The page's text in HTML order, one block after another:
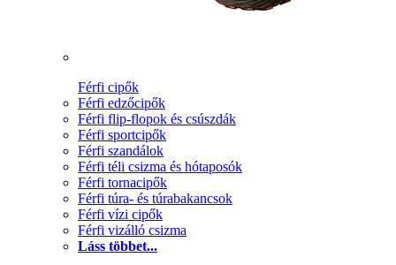
Férfi cipők
Férfi edzőcipők
Férfi flip-flopok és csúszdák
Férfi sportcipők
Férfi szandálok
Férfi téli csizma és hótaposók
Férfi tornacipők
Férfi túra- és túrabakancsok
Férfi vízi cipők
Férfi vizálló csizma
Láss többet...